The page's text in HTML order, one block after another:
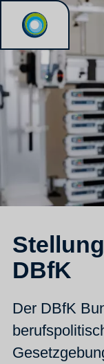
DBfK
Der DBfK